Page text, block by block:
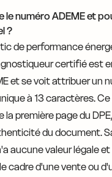
le numéro ADEME et
?
de performance
certifié est
et se voit attribuer un
à 13 caractères.
la première page du
du document.
aucune valeur légale
cadre d'une vente ou